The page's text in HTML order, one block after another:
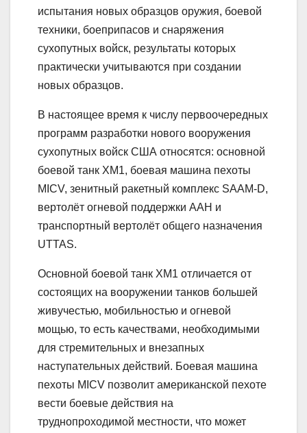
испытания новых образцов оружия, боевой
техники, боеприпасов и снаряжения
сухопутных войск, результаты которых
практически учитываются при создании
новых образцов.
В настоящее время к числу первоочередных
программ разработки нового вооружения
сухопутных войск США относятся: основной
боевой танк ХМ1, боевая машина пехоты
MICV, зенитный ракетный комплекс SAAM-D,
вертолёт огневой поддержки AAH и
транспортный вертолёт общего назначения
UTTAS.
Основной боевой танк ХМ1 отличается от
состоящих на вооружении танков большей
живучестью, мобильностью и огневой
мощью, то есть качествами, необходимыми
для стремительных и внезапных
наступательных действий. Боевая машина
пехоты MICV позволит американской пехоте
вести боевые действия на
труднопроходимой местности, что может